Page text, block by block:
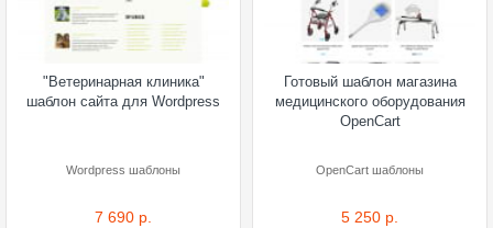
"Ветеринарная клиника"
шаблон сайта для Wordpress
Wordpress шаблоны
7 690 р.
Готовый шаблон магазина
медицинского оборудования
OpenСart
OpenCart шаблоны
5 250 р.